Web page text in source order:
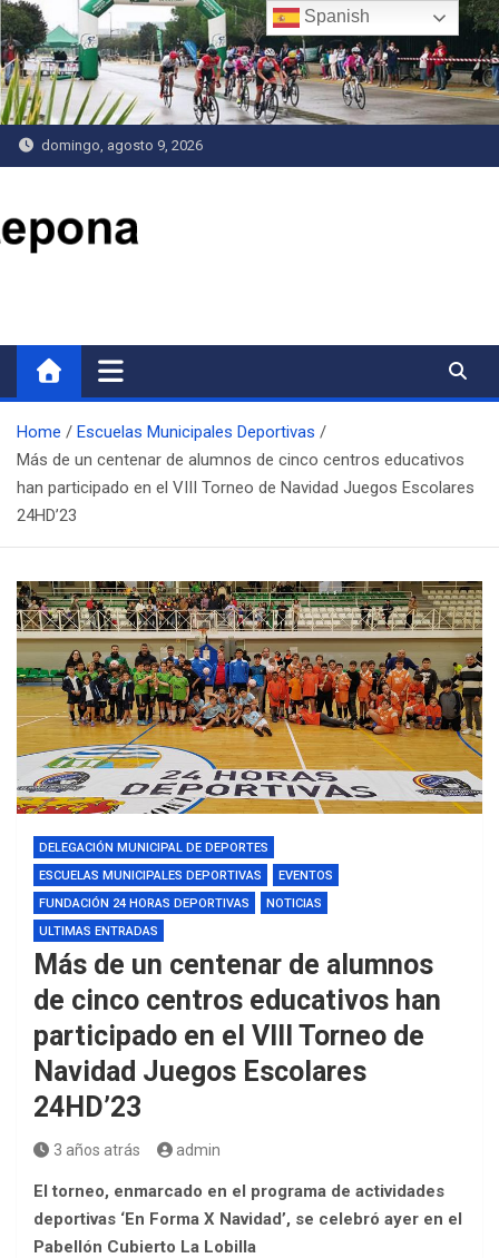
Saltar
al
contenido
domingo, agosto 9, 2026
Home
Escuelas Municipales Deportivas
Más de un centenar de alumnos de cinco centros educativos
han participado en el VIII Torneo de Navidad Juegos Escolares
24HD’23
DELEGACIÓN MUNICIPAL DE DEPORTES
ESCUELAS MUNICIPALES DEPORTIVAS
EVENTOS
FUNDACIÓN 24 HORAS DEPORTIVAS
NOTICIAS
ULTIMAS ENTRADAS
Más de un centenar de alumnos
de cinco centros educativos han
participado en el VIII Torneo de
Navidad Juegos Escolares
24HD’23
3 años atrás admin
El torneo, enmarcado en el programa de actividades
deportivas ‘En Forma X Navidad’, se celebró ayer en el
Pabellón Cubierto La Lobilla
Spanish